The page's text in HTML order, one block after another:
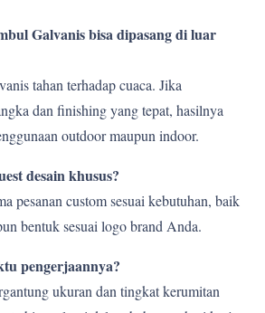
Galvanis bisa dipasang di luar
tahan terhadap cuaca. Jika
dan finishing yang tepat, hasilnya
outdoor maupun indoor.
desain khusus?
pesanan custom sesuai kebutuhan, baik
bentuk sesuai logo brand Anda.
pengerjaannya?
ukuran dan tingkat kerumitan